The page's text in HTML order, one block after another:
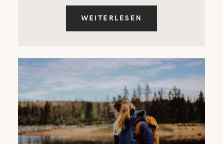
WEITERLESEN